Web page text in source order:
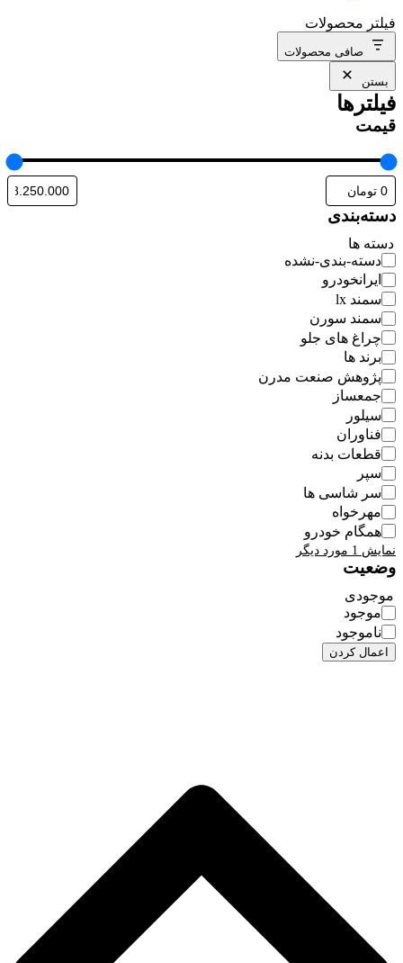
فیلتر محصولات
صافی محصولات
بستن
فیلترها
قیمت
دسته‌بندی
دسته ها
دسته-بندی-نشده
ایرانخودرو
سمند lx
سمند سورن
چراغ های جلو
برند ها
پژوهش صنعت مدرن
جمعساز
سیلور
فناوران
قطعات بدنه
سپر
سر شاسی ها
مهرخواه
همگام خودرو
نمایش 1 مورد دیگر
وضعیت
موجودی
موجود
ناموجود
اعمال کردن